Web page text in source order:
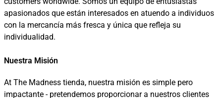
apasionados que están interesados en atuendo a individuos
con la mercancía más fresca y única que refleja su
individualidad.
Nuestra Misión
At The Madness tienda, nuestra misión es simple pero
impactante - pretendemos proporcionar a nuestros clientes